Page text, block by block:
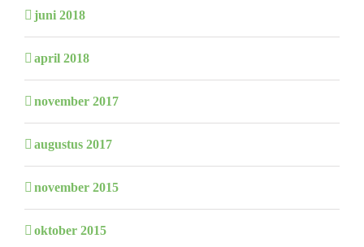
juni 2018
april 2018
november 2017
augustus 2017
november 2015
oktober 2015